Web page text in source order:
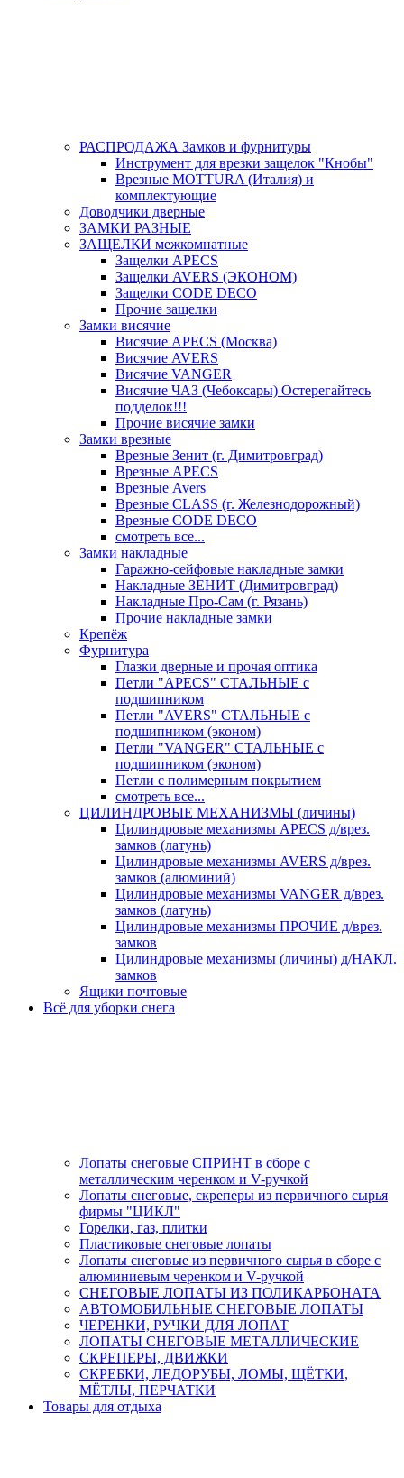
РАСПРОДАЖА Замков и фурнитуры
Инструмент для врезки защелок "Кнобы"
Врезные MOTTURA (Италия) и
комплектующие
Доводчики дверные
ЗАМКИ РАЗНЫЕ
ЗАЩЕЛКИ межкомнатные
Защелки APECS
Защелки AVERS (ЭКОНОМ)
Защелки CODE DECO
Прочие защелки
Замки висячие
Висячие APECS (Москва)
Висячие AVERS
Висячие VANGER
Висячие ЧАЗ (Чебоксары) Остерегайтесь
подделок!!!
Прочие висячие замки
Замки врезные
Врезные Зенит (г. Димитровград)
Врезные APECS
Врезные Avers
Врезные CLASS (г. Железнодорожный)
Врезные CODE DECO
смотреть все...
Замки накладные
Гаражно-сейфовые накладные замки
Накладные ЗЕНИТ (Димитровград)
Накладные Про-Сам (г. Рязань)
Прочие накладные замки
Крепёж
Фурнитура
Глазки дверные и прочая оптика
Петли "APECS" СТАЛЬНЫЕ с
подшипником
Петли "AVERS" СТАЛЬНЫЕ с
подшипником (эконом)
Петли "VANGER" СТАЛЬНЫЕ с
подшипником (эконом)
Петли с полимерным покрытием
смотреть все...
ЦИЛИНДРОВЫЕ МЕХАНИЗМЫ (личины)
Цилиндровые механизмы APECS д/врез.
замков (латунь)
Цилиндровые механизмы AVERS д/врез.
замков (алюминий)
Цилиндровые механизмы VANGER д/врез.
замков (латунь)
Цилиндровые механизмы ПРОЧИЕ д/врез.
замков
Цилиндровые механизмы (личины) д/НАКЛ.
замков
Ящики почтовые
Всё для уборки снега
Лопаты снеговые СПРИНТ в сборе с
металлическим черенком и V-ручкой
Лопаты снеговые, скреперы из первичного сырья
фирмы "ЦИКЛ"
Горелки, газ, плитки
Пластиковые снеговые лопаты
Лопаты снеговые из первичного сырья в сборе с
алюминиевым черенком и V-ручкой
СНЕГОВЫЕ ЛОПАТЫ ИЗ ПОЛИКАРБОНАТА
АВТОМОБИЛЬНЫЕ СНЕГОВЫЕ ЛОПАТЫ
ЧЕРЕНКИ, РУЧКИ ДЛЯ ЛОПАТ
ЛОПАТЫ СНЕГОВЫЕ МЕТАЛЛИЧЕСКИЕ
СКРЕПЕРЫ, ДВИЖКИ
СКРЕБКИ, ЛЕДОРУБЫ, ЛОМЫ, ЩЁТКИ,
МЁТЛЫ, ПЕРЧАТКИ
Товары для отдыха